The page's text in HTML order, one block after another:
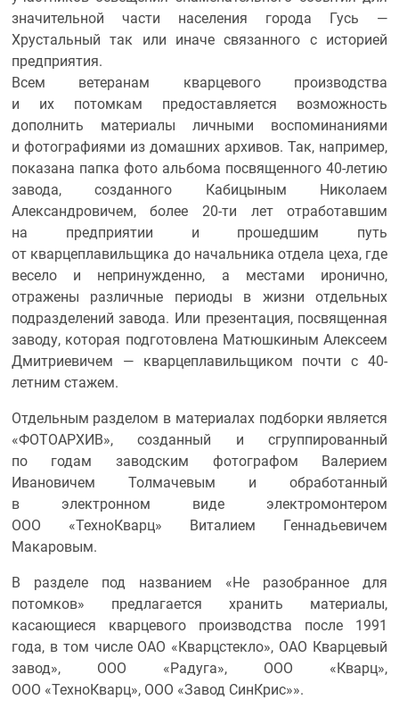
значительной части населения города Гусь —
Хрустальный так или иначе связанного с историей
предприятия.
Всем ветеранам кварцевого производства
и их потомкам предоставляется возможность
дополнить материалы личными воспоминаниями
и фотографиями из домашних архивов. Так, например,
показана папка фото альбома посвященного 40-летию
завода, созданного Кабицыным Николаем
Александровичем, более 20-ти лет отработавшим
на предприятии и прошедшим путь
от кварцеплавильщика до начальника отдела цеха, где
весело и непринужденно, а местами иронично,
отражены различные периоды в жизни отдельных
подразделений завода. Или презентация, посвященная
заводу, которая подготовлена Матюшкиным Алексеем
Дмитриевичем — кварцеплавильщиком почти с 40-
летним стажем.
Отдельным разделом в материалах подборки является
«ФОТОАРХИВ», созданный и сгруппированный
по годам заводским фотографом Валерием
Ивановичем Толмачевым и обработанный
в электронном виде электромонтером
ООО «ТехноКварц» Виталием Геннадьевичем
Макаровым.
В разделе под названием «Не разобранное для
потомков» предлагается хранить материалы,
касающиеся кварцевого производства после 1991
года, в том числе ОАО «Кварцстекло», ОАО Кварцевый
завод», ООО «Радуга», ООО «Кварц»,
ООО «ТехноКварц», ООО «Завод СинКрис»».